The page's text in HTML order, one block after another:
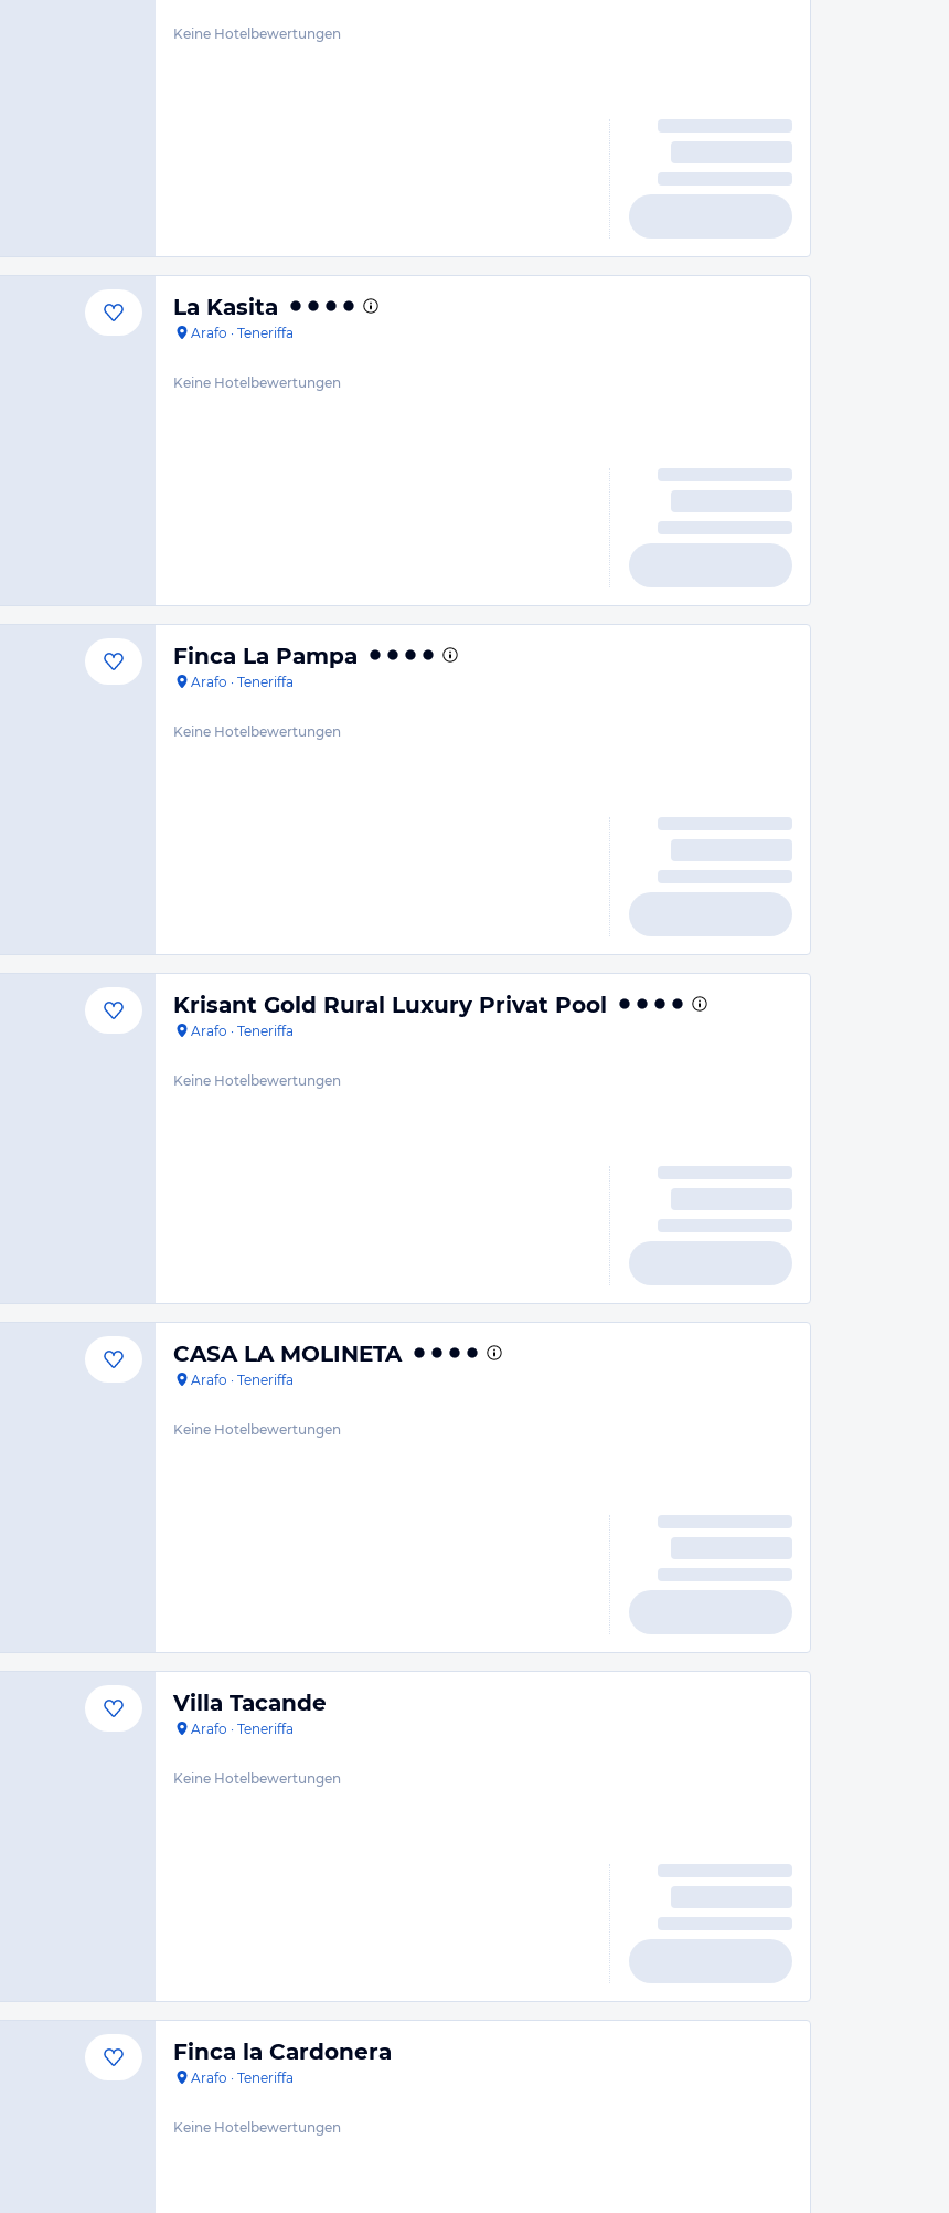
Keine Hotelbewertungen
La Kasita
Arafo · Teneriffa
Keine Hotelbewertungen
Finca La Pampa
Arafo · Teneriffa
Keine Hotelbewertungen
Krisant Gold Rural Luxury Privat Pool
Arafo · Teneriffa
Keine Hotelbewertungen
CASA LA MOLINETA
Arafo · Teneriffa
Keine Hotelbewertungen
Villa Tacande
Arafo · Teneriffa
Keine Hotelbewertungen
Finca la Cardonera
Arafo · Teneriffa
Keine Hotelbewertungen